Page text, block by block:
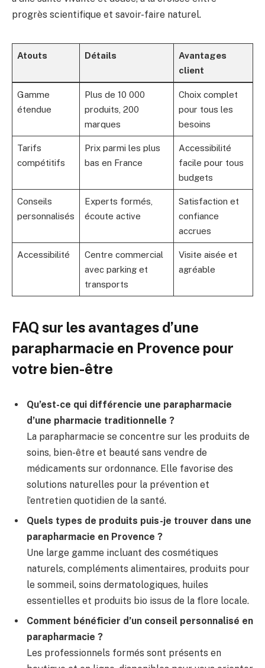
progrès scientifique et savoir-faire naturel.
Atouts Détails
Avantages
client
Gamme
étendue
Plus de 10 000
produits, 200
marques
Choix complet
pour tous les
besoins
Tarifs
compétitifs
Prix parmi les plus
bas en France
Accessibilité
facile pour tous
budgets
Conseils
personnalisés
Experts formés,
écoute active
Satisfaction et
confiance
accrues
Accessibilité
Centre commercial
avec parking et
transports
Visite aisée et
agréable
FAQ sur les avantages d’une
parapharmacie en Provence pour
votre bien-être
Qu’est-ce qui différencie une parapharmacie
d’une pharmacie traditionnelle ?
La parapharmacie se concentre sur les produits de
soins, bien-être et beauté sans vendre de
médicaments sur ordonnance. Elle favorise des
solutions naturelles pour la prévention et
l’entretien quotidien de la santé.
Quels types de produits puis-je trouver dans une
parapharmacie en Provence ?
Une large gamme incluant des cosmétiques
naturels, compléments alimentaires, produits pour
le sommeil, soins dermatologiques, huiles
essentielles et produits bio issus de la flore locale.
Comment bénéficier d’un conseil personnalisé en
parapharmacie ?
Les professionnels formés sont présents en